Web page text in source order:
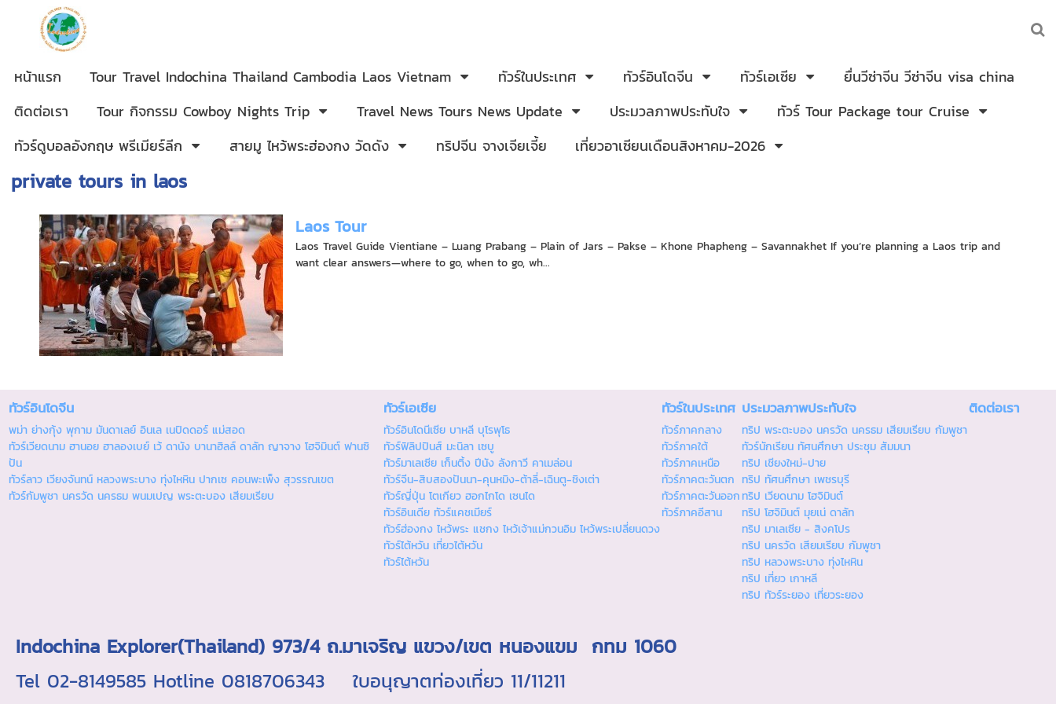
หน้าแรก Tour Travel Indochina Thailand Cambodia Laos Vietnam ทัวร์ในประเทศ ทัวร์อินโดจีน ทัวร์เอเซีย
ยื่นวีซ่าจีน วีซ่าจีน visa china
ติดต่อเรา
Tour กิจกรรม Cowboy Nights Trip Travel News Tours News Update ประมวลภาพประทับใจ
ทัวร์ Tour Package tour Cruise
ทัวร์ดูบอลอังกฤษ พรีเมียร์ลีก
สายมู ไหว้พระฮ่องกง วัดดัง ทริปจีน จางเจียเจี้ย เที่ยวอาเซียนเดือนสิงหาคม-2026
private tours in laos
Laos Tour
Laos Travel Guide Vientiane – Luang Prabang – Plain of Jars – Pakse – Khone Phapheng – Savannakhet If you’re planning a Laos trip and
want clear answers—where to go, when to go, wh...
ทัวร์อินโดจีน
พม่า ย่างกุ้ง พุกาม มันดาเลย์ อินเล เนปิดดอร์ แม่สอด
ทัวร์เวียดนาม ฮานอย ฮาลองเบย์ เว้ ดานัง บานาฮิลล์ ดาลัท ญาจาง โฮจิมินต์ ฟานซิ
ปัน
ทัวร์ลาว เวียงจันทน์ หลวงพระบาง ทุ่งไหหิน ปากเซ คอนพะเพ็ง สุวรรณเขต
ทัวร์กัมพูชา นครวัด นครธม พนมเปญ พระตะบอง เสียมเรียบ
ทัวร์เอเซีย
ทัวร์อินโดนีเซีย บาหลี บุโรพุโธ
ทัวร์ฟิลิปปินส์ มะนิลา เซบู
ทัวร์มาเลเซีย เก็นติ้ง ปีนัง ลังกาวี คาเมล่อน
ทัวร์จีน-สิบสองปันนา-คุนหมิง-ต้าลี่-เฉินตู-ชิงเต่า
ทัวร์ญี่ปุ่น โตเกียว ฮอกไกโด เซนได
ทัวร์อินเดีย ทัวร์แคชเมียร์
ทัวร์ฮ่องกง ไหว้พระ แชกง ไหว้เจ้าแม่กวนอิม ไหว้พระเปลี่ยนดวง
ทัวร์ไต้หวัน เที่ยวไต้หวัน
ทัวร์ไต้หวัน
ทัวร์ในประเทศ
ทัวร์ภาคกลาง
ทัวร์ภาคใต้
ทัวร์ภาคเหนือ
ทัวร์ภาคตะวันตก
ทัวร์ภาคตะวันออก
ทัวร์ภาคอีสาน
ประมวลภาพประทับใจ
ทริป พระตะบอง นครวัด นครธม เสียมเรียบ กัมพูชา
ทัวร์นักเรียน ทัศนศึกษา ประชุม สัมมนา
ทริป เชียงใหม่-ปาย
ทริป ทัศนศึกษา เพชรบุรี
ทริป เวียดนาม โฮจิมินต์
ทริป โฮจิมินต์ มุยเน่ ดาลัท
ทริป มาเลเซีย - สิงคโปร
ทริป นครวัด เสียมเรียบ กัมพูชา
ทริป หลวงพระบาง ทุ่งไหหิน
ทริป เที่ยว เกาหลี
ทริป ทัวร์ระยอง เที่ยวระยอง
ติดต่อเรา
Indochina Explorer(Thailand) 973/4 ถ.มาเจริญ แขวง/เขต หนองแขม กทม 1060
Tel 02-8149585 Hotline 0818706343 ใบอนุญาตท่องเที่ยว 11/11211